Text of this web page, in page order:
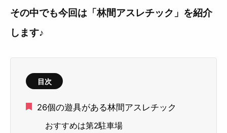
その中でも今回は「林間アスレチック」を紹介
します♪
目次
26個の遊具がある林間アスレチック
おすすめは第2駐車場